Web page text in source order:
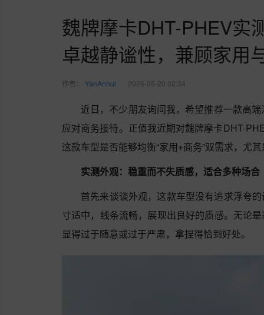
魏牌摩卡DHT-PHEV实
卓越静谧性，兼顾家用
作者： YanAnhui 2026-05-20 02:34
近日，不少朋友询问我，希望推荐一款高
应对商务接待。正值我近期对魏牌摩卡DHT-
这款车型是否能够均衡“家用+商务”双需求，尤
实测外观：稳重而不失质感，适合多种场合
首先来谈谈外观，这款车型没有追求浮夸
寸适中，线条流畅，展现出良好的质感。无论
显得过于随意或过于严肃，拿捏得恰到好处。